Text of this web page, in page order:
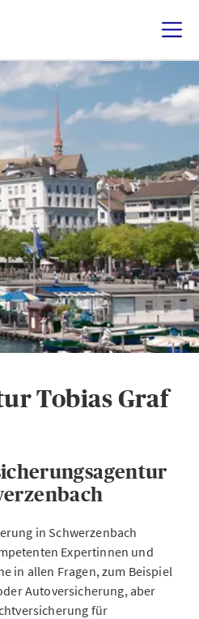
Tobias Graf
in Schwerzenbach
Expertinnen und
in allen Fragen, zum Beispiel
Autoversicherung, aber
für